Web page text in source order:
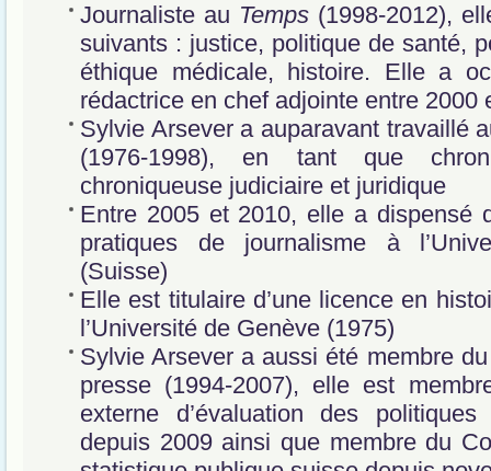
Journaliste au Temps (1998-2012),
suivants : justice, politique de santé,
éthique médicale, histoire. Elle a
rédactrice en chef adjointe entre 2000
Sylvie Arsever a auparavant travaillé
(1976-1998), en tant que
chroniqueuse judiciaire et juridique
Entre 2005 et 2010, elle a dispensé
pratiques de journalisme à
(Suisse)
Elle est titulaire d’une licence en
l’Université de Genève (1975)
Sylvie Arsever a aussi été membre
presse (1994-2007), elle est
externe d’évaluation des
depuis 2009 ainsi que membre du